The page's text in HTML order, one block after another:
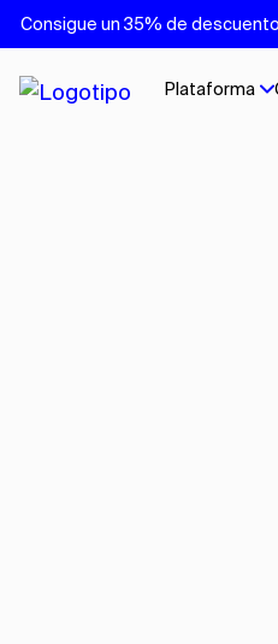
Consigue un 35% de
Plataforma